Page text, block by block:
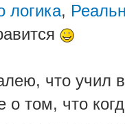
логика,
что учил
о том, что